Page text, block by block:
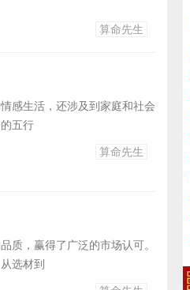
算命先生
感生活，还涉及到家庭和社会
五行
算命先生
质，赢得了广泛的市场认可。
选材到